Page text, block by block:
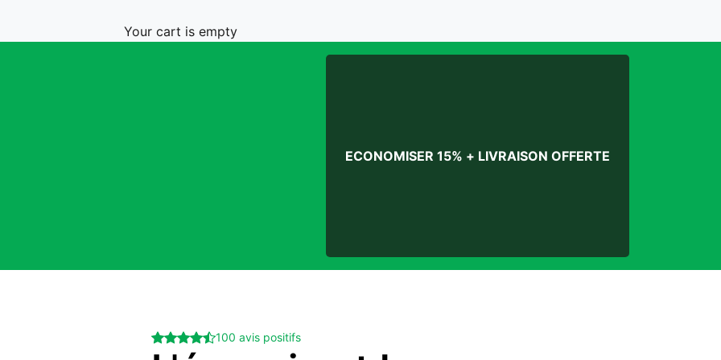
Your cart is empty
ECONOMISER 15% + LIVRAISON OFFERTE
100 avis positifs